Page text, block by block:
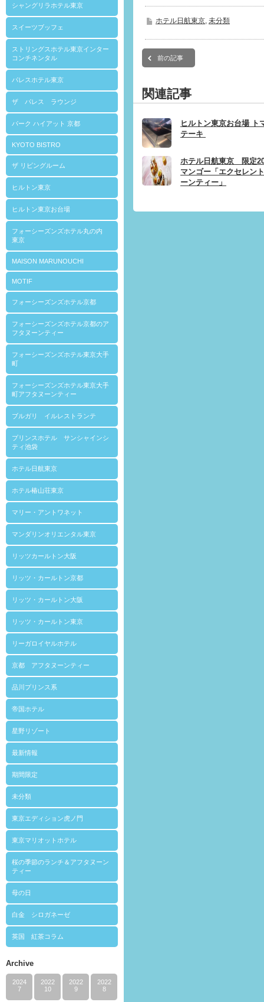
シャングリラホテル東京
スイーツブッフェ
ストリングスホテル東京インター
コンチネンタル
パレスホテル東京
ザ パレス ラウンジ
パーク ハイアット 京都
KYOTO BISTRO
ザ リビングルーム
ヒルトン東京
ヒルトン東京お台場
フォーシーズンズホテル丸の内
東京
MAISON MARUNOUCHI
MOTIF
フォーシーズンズホテル京都
フォーシーズンズホテル京都のア
フタヌーンティー
フォーシーズンズホテル東京大手
町
フォーシーズンズホテル東京大手
町アフタヌーンティー
ブルガリ イルレストランテ
プリンスホテル サンシャインシ
ティ池袋
ホテル日航東京
ホテル椿山荘東京
マリー・アントワネット
マンダリンオリエンタル東京
リッツカールトン大阪
リッツ・カールトン京都
リッツ・カールトン大阪
リッツ・カールトン東京
リーガロイヤルホテル
京都 アフタヌーンティー
品川プリンス系
帝国ホテル
星野リゾート
最新情報
期間限定
未分類
東京エディション虎ノ門
東京マリオットホテル
桜の季節のランチ＆アフタヌーン
ティー
母の日
白金 シロガネーゼ
英国 紅茶コラム
Archive
2024
7
2022
10
2022
9
2022
8
ホテル日航東京, 未分類
前の記事
関連記事
ヒルトン東京お台場 ト
テーキ
ホテル日航東京 限定
マンゴー「エクセレン
ーンティー」